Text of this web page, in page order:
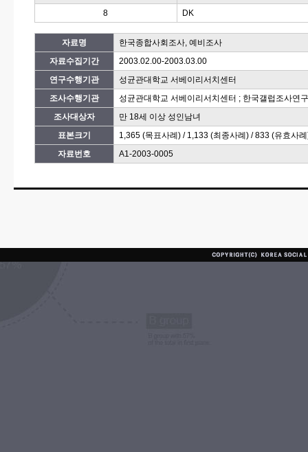
8
DK
자료명
한국종합사회조사, 예비조사
자료수집기간
2003.02.00-2003.03.00
연구수행기관
성균관대학교 서베이리서치센터
조사수행기관
성균관대학교 서베이리서치센터 ; 한국갤럽조사연
조사대상자
만 18세 이상 성인남녀
표본크기
1,365 (목표사례) / 1,133 (최종사례) / 833 (유효사
자료번호
A1-2003-0005